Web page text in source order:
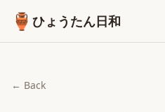
🏺 ひょうたん日和
← Back